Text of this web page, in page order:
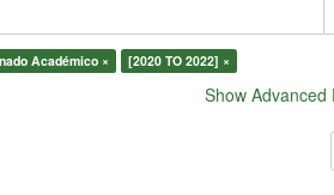
Académico × [2020 TO 2022] ×
Show Advanced